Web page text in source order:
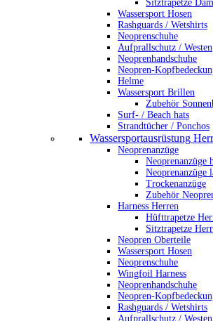
Sitztrapetze
Wassersport Hosen
Rashguards / Wetshirts
Neoprenschuhe
Aufprallschutz / Westen
Neoprenhandschuhe
Neopren-
Helme
Wassersport Brillen
Zubehör
Surf- / Beach hats
Strandtücher / Ponchos
Wassersportausrüstung
Neoprenanzüge
Neoprenanzüge
Neoprenanzüge
Trockenanzüge
Zubehör
Harness Herren
Hüfttrapetze
Sitztrapetze
Neopren Oberteile
Wassersport Hosen
Neoprenschuhe
Wingfoil Harness
Neoprenhandschuhe
Neopren-
Rashguards / Wetshirts
Aufprallschutz / Westen